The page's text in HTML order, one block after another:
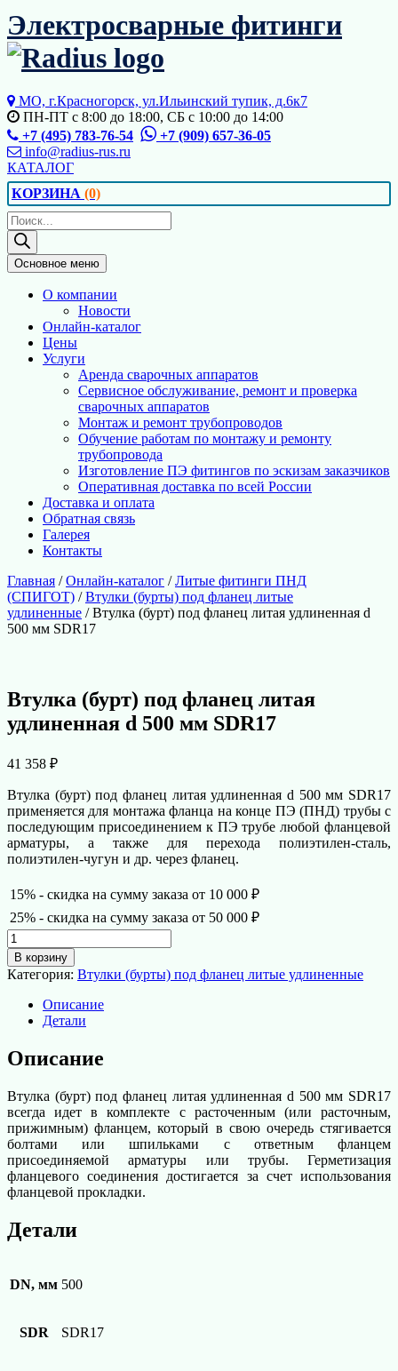
Перейти
к
содержимому
Электросварные фитинги
МО, г.Красногорск, ул.Ильинский тупик, д.6к7
ПН-ПТ с 8:00 до 18:00, СБ с 10:00 до 14:00
+7 (495) 783-76-54
+7 (909) 657-36-05
info@radius-rus.ru
КАТАЛОГ
КОРЗИНА (0)
Поиск
товаров
Основное меню
О компании
Новости
Онлайн-каталог
Цены
Услуги
Аренда сварочных аппаратов
Сервисное обслуживание, ремонт и проверка
сварочных аппаратов
Монтаж и ремонт трубопроводов
Обучение работам по монтажу и ремонту
трубопровода
Изготовление ПЭ фитингов по эскизам заказчиков
Оперативная доставка по всей России
Доставка и оплата
Обратная связь
Галерея
Контакты
Главная /Онлайн-каталог /Литые фитинги ПНД
(СПИГОТ) /Втулки (бурты) под фланец литые
удлиненные / Втулка (бурт) под фланец литая удлиненная d
500 мм SDR17
Втулка (бурт) под фланец литая
удлиненная d 500 мм SDR17
41 358 ₽
Втулка (бурт) под фланец литая удлиненная d 500 мм SDR17
применяется для монтажа фланца на конце ПЭ (ПНД) трубы с
последующим присоединением к ПЭ трубе любой фланцевой
арматуры, а также для перехода полиэтилен-сталь,
полиэтилен-чугун и др. через фланец.
15% - скидка на сумму заказа от 10 000 ₽
25% - скидка на сумму заказа от 50 000 ₽
Количество
товара
Втулка
(бурт)
фланец
удлиненная
d
мм
SDR17
В корзину
Категория: Втулки (бурты) под фланец литые удлиненные
Описание
Детали
Описание
Втулка (бурт) под фланец литая удлиненная d 500 мм SDR17
всегда идет в комплекте с расточенным (или расточным,
прижимным) фланцем, который в свою очередь стягивается
болтами или шпильками с ответным фланцем
присоединяемой арматуры или трубы. Герметизация
фланцевого соединения достигается за счет использования
фланцевой прокладки.
Детали
DN, мм 500
SDR SDR17